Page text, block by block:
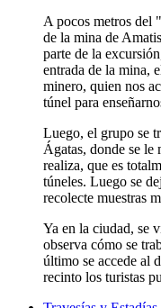
A pocos metros del
de la mina de
parte de la
entrada de la mina,
minero, quien nos
túnel para
Luego, el grupo se
Ágatas, donde se le
realiza, que es
túneles. Luego se
recolecte muestras
Ya en la ciudad, se
observa cómo se
último se accede al
recinto los turistas